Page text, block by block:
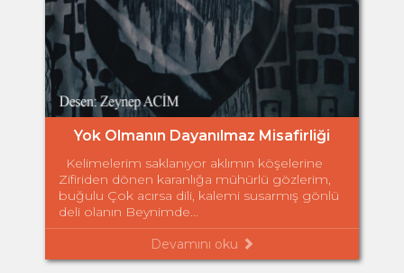
Yok Olmanın Dayanılmaz Misafirliği
Kelimelerim saklanıyor aklımın köşelerine
Zifiriden dönen karanlığa mühürlü gözlerim,
buğulu Çok acırsa dili, kalemi susarmış gönlü
deli olanın Beynimde...
Devamını oku